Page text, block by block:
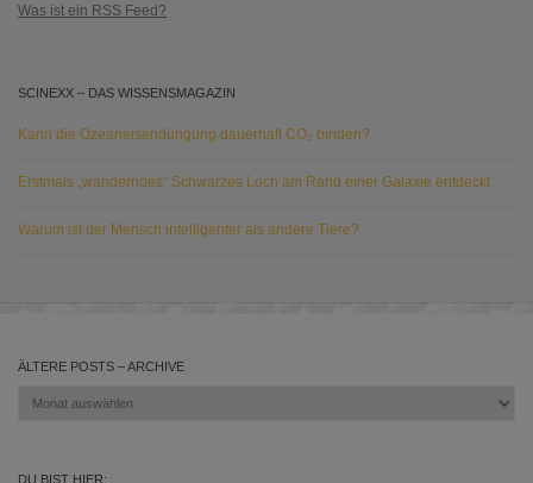
Was ist ein RSS Feed?
SCINEXX – DAS WISSENSMAGAZIN
Kann die Ozeaneisendüngung dauerhaft CO₂ binden?
Erstmals „wanderndes“ Schwarzes Loch am Rand einer Galaxie entdeckt
Warum ist der Mensch intelligenter als andere Tiere?
ÄLTERE POSTS – ARCHIVE
DU BIST HIER: